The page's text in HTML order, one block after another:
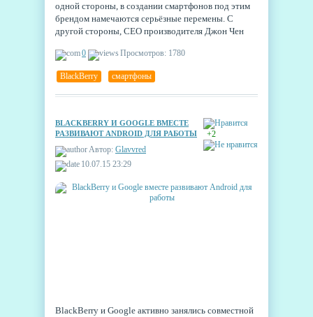
одной стороны, в создании смартфонов под этим
брендом намечаются серьёзные перемены. С
другой стороны, CEO производителя Джон Чен
рынка смартфонов, если в новом году не
получится вернуть прибыль.
0 Просмотров: 1780
BlackBerry смартфоны
+2
BLACKBERRY И GOOGLE ВМЕСТЕ
РАЗВИВАЮТ ANDROID ДЛЯ РАБОТЫ
Автор: Glavvred
10.07.15 23:29
BlackBerry и Google активно занялись совместной